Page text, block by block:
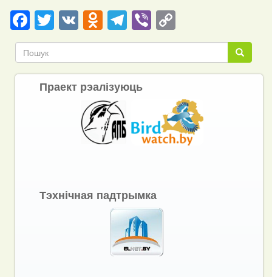
Facebook
Twitter
VKOdnoklassniki
Telegram
ViberCopy
Link Пошук
Пошук
Праект рэалізуюць
Тэхнічная падтрымка